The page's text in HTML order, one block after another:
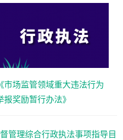
《市场监管领域重大违法行为
报奖励暂行办法》
管理综合行政执法事项指导目